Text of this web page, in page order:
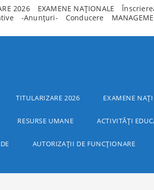
2026 EXAMENE NAȚIONALE
-Anunțuri- Conducere
TITULARIZARE 2026 EXAMENE
RESURSE UMANE ACTIVITĂȚI
AUTORIZAȚII DE FUNCȚIONARE